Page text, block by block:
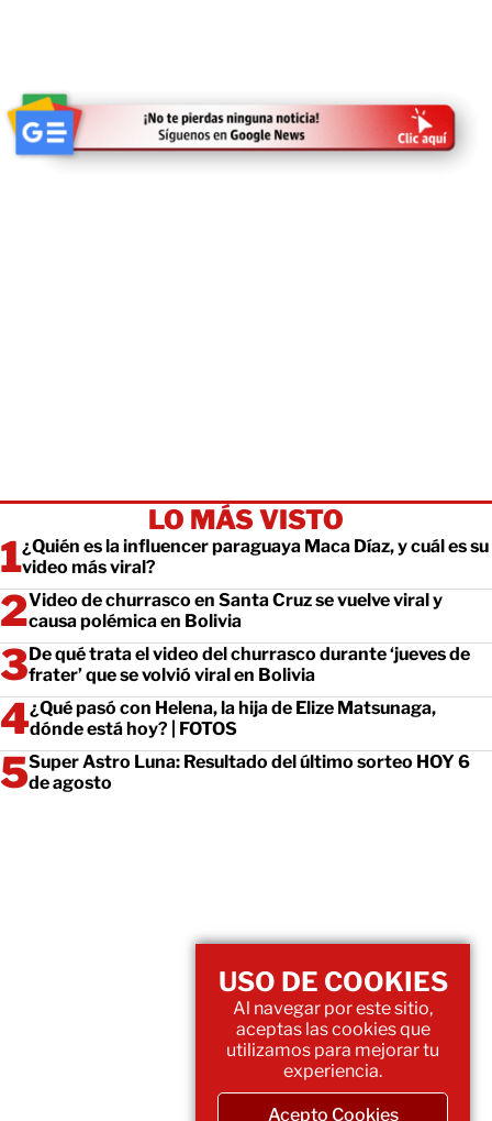
LO MÁS VISTO
¿Quién es la influencer paraguaya Maca Díaz, y cuál es su
video más viral?
Video de churrasco en Santa Cruz se vuelve viral y
causa polémica en Bolivia
De qué trata el video del churrasco durante ‘jueves de
frater’ que se volvió viral en Bolivia
¿Qué pasó con Helena, la hija de Elize Matsunaga,
dónde está hoy? | FOTOS
Super Astro Luna: Resultado del último sorteo HOY 6
de agosto
USO DE COOKIES
Al navegar por este sitio,
aceptas las cookies que
utilizamos para mejorar tu
experiencia.
Acepto Cookies